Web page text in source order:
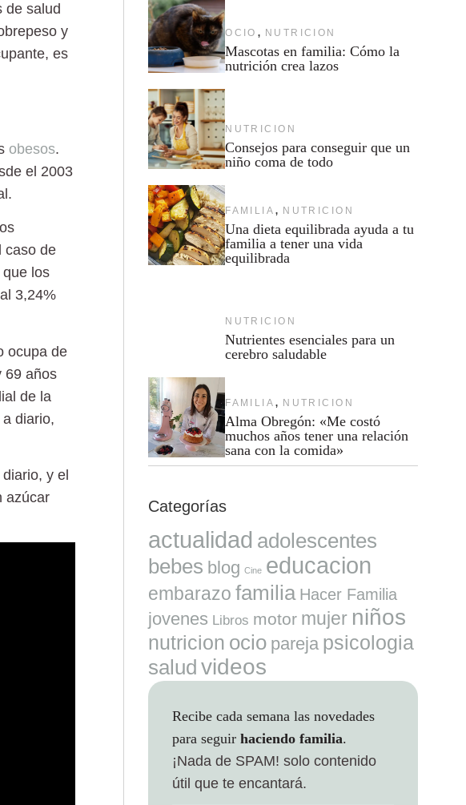
de salud
y
es
obesos.
el 2003
caso de
los
3,24%
ocupa de
69 años
de la
diario,
y el
azúcar
OCIO , NUTRICION
Mascotas en familia: Cómo la
nutrición crea lazos
NUTRICION
Consejos para conseguir que un
niño coma de todo
FAMILIA , NUTRICION
Una dieta equilibrada ayuda a tu
familia a tener una vida
equilibrada
NUTRICION
Nutrientes esenciales para un
cerebro saludable
FAMILIA , NUTRICION
Alma Obregón: «Me costó
muchos años tener una relación
sana con la comida»
Categorías
actualidad adolescentes
bebes blog Cine educacion
embarazo familia Hacer Familia
jovenes Libros motor mujer niños
nutricion ocio pareja psicologia
salud videos
Recibe cada semana las novedades
para seguir haciendo familia.
¡Nada de SPAM! solo contenido
útil que te encantará.